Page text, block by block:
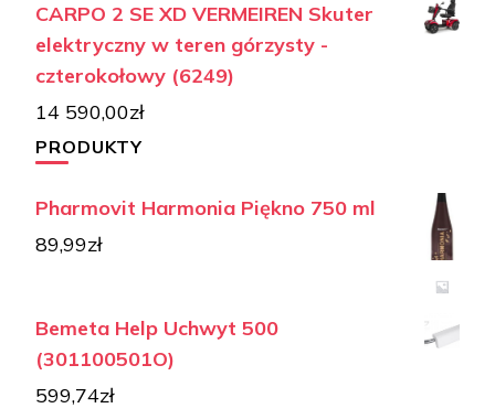
CARPO 2 SE XD VERMEIREN Skuter
elektryczny w teren górzysty -
czterokołowy (6249)
14 590,00zł
PRODUKTY
Pharmovit Harmonia Piękno 750 ml
89,99zł
Bemeta Help Uchwyt 500
(301100501O)
599,74zł